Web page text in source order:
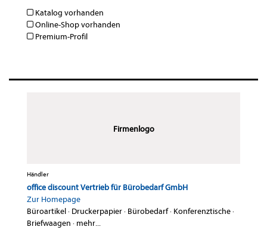
Katalog vorhanden
Online-Shop vorhanden
Premium-Profil
Firmenlogo
Händler
office discount Vertrieb für Bürobedarf GmbH
Zur Homepage
Büroartikel· Druckerpapier· Bürobedarf· Konferenztische·
Briefwaagen · mehr...